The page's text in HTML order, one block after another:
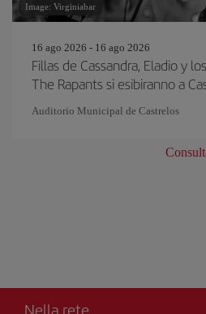
Image: Virginiabar
16 ago 2026 - 16 ago 2026
Fillas de Cassandra, Eladio y
The Rapants si esibiranno a
Auditorio Municipal de Castrelos
Nella rete